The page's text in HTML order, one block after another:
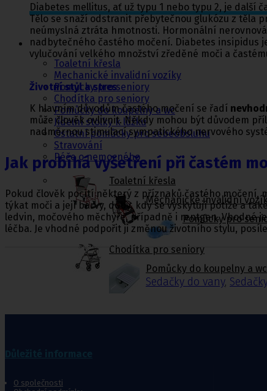
Pomůcky pro
sebeobsluhu
Toaletní křesla
Mechanické invalidní vozíky
Pomůcky pro seniory
Chodítka pro seniory
Pomůcky do koupelny a wc
Jídelní stolky k lůžku
Ostatní pomůcky pro sebeobsluhu
Stravování
Péče o nemocného
Toaletní křesla
Mechanické invalidní
Pomůcky pro
Chodítka pro seniory
Pomůcky do koupelny a wc
Sedačky do vany,
Diabetes mellitus, ať už typu 1 nebo typu 2, je další
Tělo se snaží odstranit přebytečnou glukózu z těla
neúmyslná ztráta hmotnosti. Hormonální
nadbytečného častého močení. Diabetes insipidus
vylučování velkého množství zředěné moči a
Životní styl a stres
K hlavním důvodům častého močení se řadí
může člověk ovlivnit. Někdy mohou být důvodem
nadměrnou stimulací sympatického nervového
Jak probíhá vyšetření při častém
Pokud člověk pocítí některý z příznaků častého močení,
týkat moči a její barvy, doby, kdy se vyskytují potíže a
ledvin, močového měchýře, případně i rentgen. Vhodné
léčba. Je vhodné podpořit ji změnou životního stylu,
O společnosti